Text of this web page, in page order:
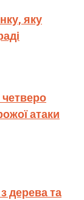
яку
атаки
дерева та